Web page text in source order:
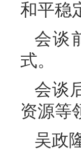
和平稳
会谈
式。
会谈
资源等
吴政